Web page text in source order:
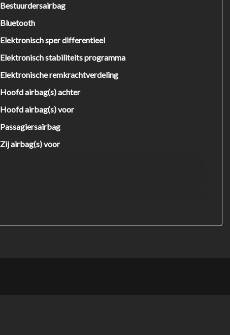
Bestuurdersairbag
Bluetooth
Elektronisch sper differentieel
Elektronisch stabiliteits programma
Elektronische remkrachtverdeling
Hoofd airbag(s) achter
Hoofd airbag(s) voor
Passagiersairbag
Zij airbag(s) voor